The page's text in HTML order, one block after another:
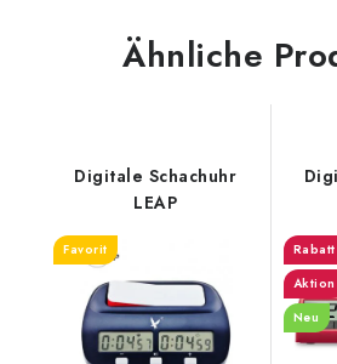
Ähnliche
Digitale Schachuhr
LEAP
Favorit
Aktion
Neu